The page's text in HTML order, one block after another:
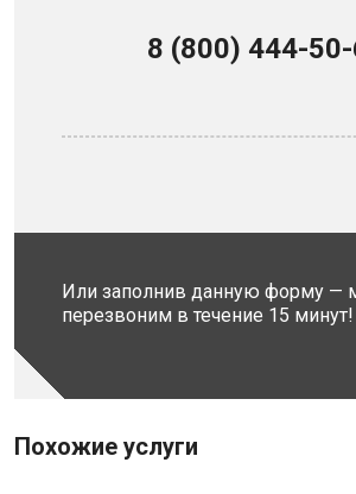
8 (800) 444-
Или заполнив данную форму —
перезвоним в течение 15 минут!
Похожие услуги